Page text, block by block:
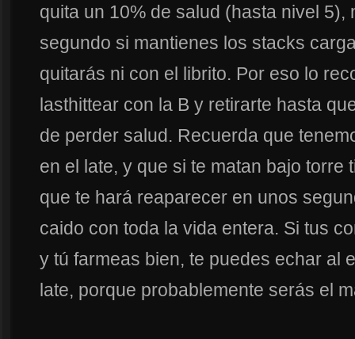
quita un 10% de salud (hasta nivel 5),
segundo si mantienes los stacks
quitarás ni con el librito. Por eso lo
lasthittear con la B y retirarte hasta
de perder salud. Recuerda que
en el late, y que si te matan bajo torre
que te hará reaparecer en unos
caido con toda la vida entera. Si tus
y tú farmeas bien, te puedes echar al
late, porque probablemente serás el